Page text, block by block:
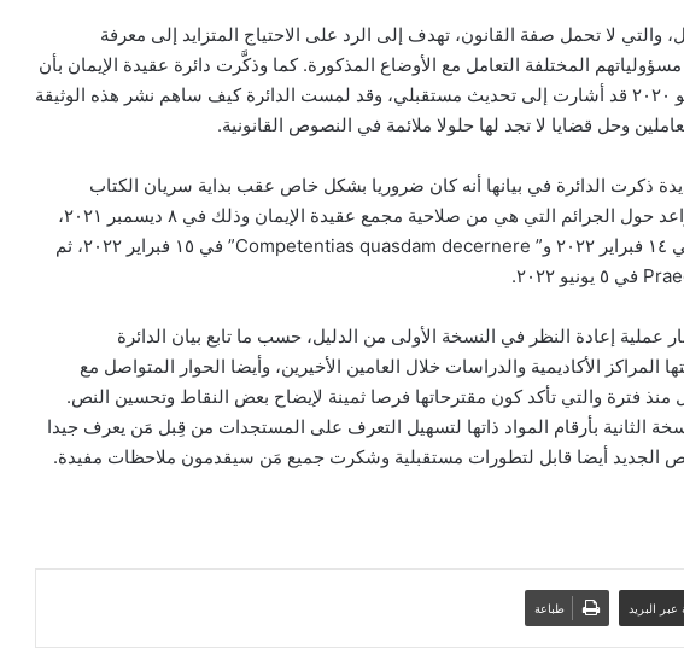
والتي لا تحمل صفة القانون، تهدف إلى الرد على الاحتياج المتزايد إلى معرفة
المختلفة التعامل مع الأوضاع المذكورة. كما وذكَّرت دائرة عقيدة الإيمان بأن
النسخة الأولى والتي صدرت في ١٦ يوليو ٢٠٢٠ قد أشارت إلى تحديث مستقبلي، وقد لمست الدائرة كيف ساهم نشر هذه الوثيقة
وحل قضايا لا تجد لها حلولا ملائمة في النصوص القانونية.
ذكرت الدائرة في بيانها أنه كان ضروريا بشكل خاص عقب بداية سريان الكتاب
السادس من القانون الكنسي وأيضا القواعد حول الجرائم التي هي من صلاحية مجمع عقيدة الإيمان وذلك في ٨ ديسمبر ٢٠٢١،
والإرادتين الرسوليتين Fidem servar في ١٤ فبراير ٢٠٢٢ و” Competentias quasdam decernere” في ١٥ فبراير ٢٠٢٢، ثم
عملية إعادة النظر في النسخة الأولى من الدليل، حسب ما تابع بيان الدائرة
المراكز الأكاديمية والدراسات خلال العامين الأخيرين، وأيضا الحوار المتواصل مع
منذ فترة والتي تأكد كون مقترحاتها فرصا ثمينة لإيضاح بعض النقاط وتحسين النص.
الثانية بأرقام المواد ذاتها لتسهيل التعرف على المستجدات من قِبل مَن يعرف جيدا
النص الجديد أيضا قابل لتطورات مستقبلية وشكرت جميع مَن سيقدمون ملاحظات مفيدة.
البريد طباعة
“أنا وزوجي ضد العالم”.. الأنبا توماس عدلي
يلتقي أسر المنطقة الجنوبية بالإيبارشية
للتباحث في سبل مواجهة الاتجار بالبشر
أول بابا ينالها.. البابا لاوُن على موعد مع
ميدالية الحرية الأمريكية
مكتب التنمية بإيبارشية الإسماعيلية ينظم